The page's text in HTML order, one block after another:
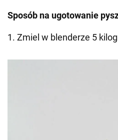
Sposób na ugotowanie
1. Zmiel w blenderze 5